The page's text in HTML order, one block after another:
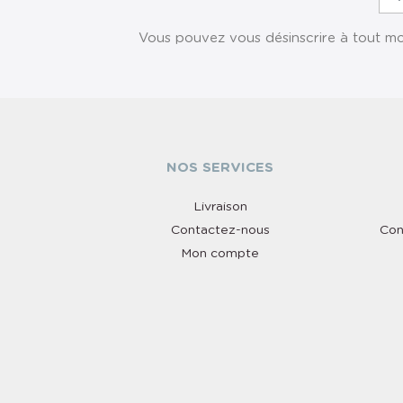
Vous pouvez vous désinscrire à tout
NOS SERVICES
Livraison
Contactez-nous
Mon compte